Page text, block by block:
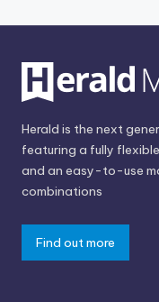
Herald is the next
featuring a fully
and an easy-to-use
combinations
Find out more